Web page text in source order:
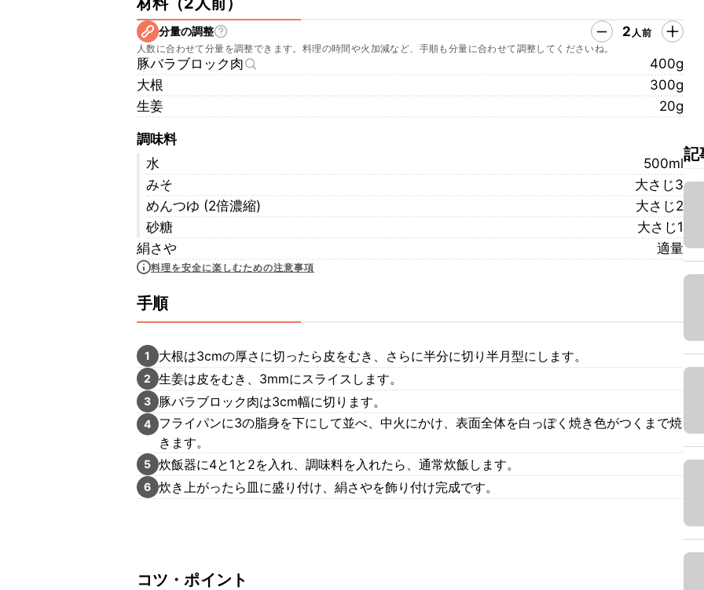
分量の調整 2 人前
人数に合わせて分量を調整できます。料理の時間や火加減など、手順も分量に合わせて調整してくださいね。
豚バラブロック肉
400g
大根
300g
生姜
20g
調味料
水
500ml
みそ
大さじ3
めんつゆ (2倍濃縮)
大さじ2
砂糖
大さじ1
絹さや
適量
料理を安全に楽しむための注意事項
手順
1 大根は3cmの厚さに切ったら皮をむき、さらに半分に切り半月型にします。
2 生姜は皮をむき、3mmにスライスします。
3 豚バラブロック肉は3cm幅に切ります。
4
フライパンに3の脂身を下にして並べ、中火にかけ、表面全体を白っぽく焼き色がつくまで焼
きます。
5 炊飯器に4と1と2を入れ、調味料を入れたら、通常炊飯します。
6 炊き上がったら皿に盛り付け、絹さやを飾り付け完成です。
コツ・ポイント
記